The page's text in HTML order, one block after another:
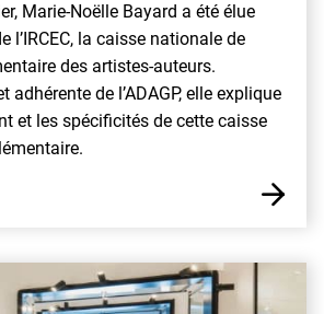
Marie-Noëlle Bayard a été élue
l’IRCEC, la caisse nationale de
des artistes-auteurs.
adhérente de l’ADAGP, elle explique
et les spécificités de cette caisse